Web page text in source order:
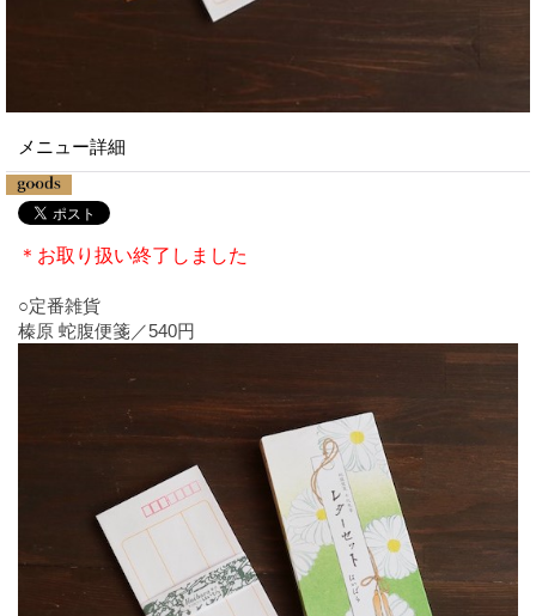
メニュー詳細
＊お取り扱い終了しました
○定番雑貨
榛原 蛇腹便箋／540円